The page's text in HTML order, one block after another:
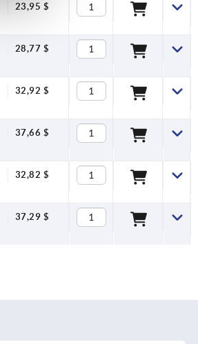
23,95 $
28,77 $
32,92 $
37,66 $
32,82 $
37,29 $